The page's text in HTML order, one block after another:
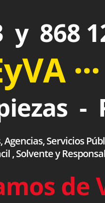
y 868
···
-
Servicios
, Solvente y
de